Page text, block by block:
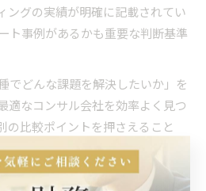
ングの実績が明確に記載されてい
ト事例があるかも重要な判断基準
でどんな課題を解決したいか」を
適なコンサル会社を効率よく見つ
の比較ポイントを押さえること
びの失敗を防ぐことができます。